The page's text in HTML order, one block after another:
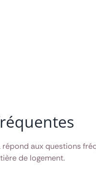
répond aux questions
de logement.